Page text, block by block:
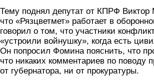
Тему поднял депутат от КПРФ Виктор
что «Рязцветмет» работает в
говорил о том, что участники
«устроили войнушку», когда есть
Он попросил Фомина пояснить, что
что никаких комментариев по поводу
от губернатора, ни от прокуратуры.